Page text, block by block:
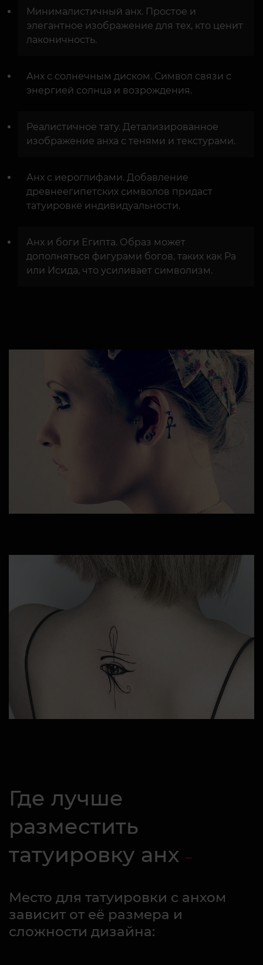
Минималистичный анх. Простое и
элегантное изображение для тех, кто ценит
лаконичность.
Анх с солнечным диском. Символ связи с
энергией солнца и возрождения.
Реалистичное тату. Детализированное
изображение анха с тенями и текстурами.
Анх с иероглифами. Добавление
древнеегипетских символов придаст
татуировке индивидуальности.
Анх и боги Египта. Образ может
дополняться фигурами богов, таких как Ра
или Исида, что усиливает символизм.
Где лучше
разместить
татуировку анх
Место для татуировки с анхом
зависит от её размера и
сложности дизайна: